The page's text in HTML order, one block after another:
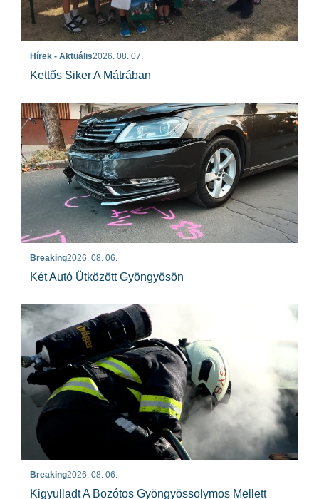
Hírek - Aktuális2026. 08. 07.
Kettős Siker A Mátrában
Breaking2026. 08. 06.
Két Autó Ütközött Gyöngyösön
Breaking2026. 08. 06.
Kigyulladt A Bozótos Gyöngyössolymos Mellett